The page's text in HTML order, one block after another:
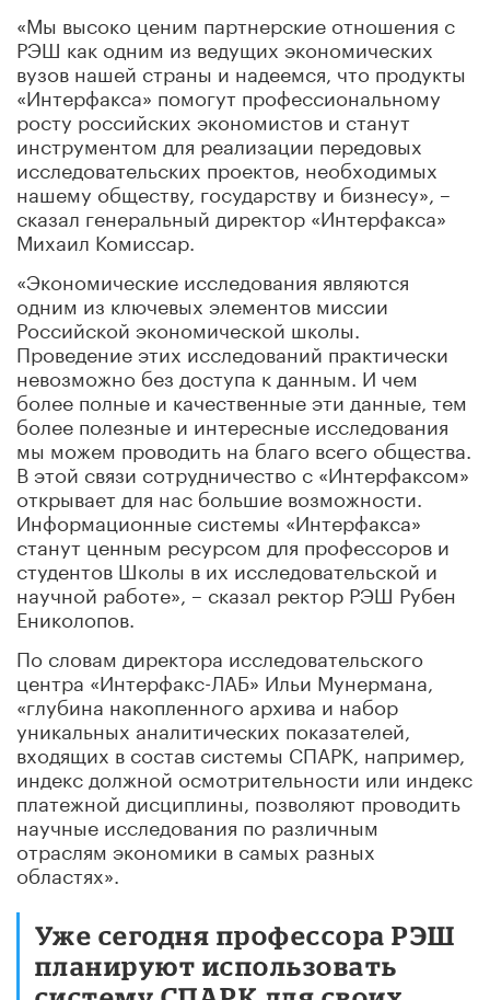
«Мы высоко ценим партнерские отношения с
РЭШ как одним из ведущих экономических
вузов нашей страны и надеемся, что продукты
«Интерфакса» помогут профессиональному
росту российских экономистов и станут
инструментом для реализации передовых
исследовательских проектов, необходимых
нашему обществу, государству и бизнесу», –
сказал генеральный директор «Интерфакса»
Михаил Комиссар.
«Экономические исследования являются
одним из ключевых элементов миссии
Российской экономической школы.
Проведение этих исследований практически
невозможно без доступа к данным. И чем
более полные и качественные эти данные, тем
более полезные и интересные исследования
мы можем проводить на благо всего общества.
В этой связи сотрудничество с «Интерфаксом»
открывает для нас большие возможности.
Информационные системы «Интерфакса»
станут ценным ресурсом для профессоров и
студентов Школы в их исследовательской и
научной работе», – сказал ректор РЭШ Рубен
Ениколопов.
По словам директора исследовательского
центра «Интерфакс-ЛАБ» Ильи Мунермана,
«глубина накопленного архива и набор
уникальных аналитических показателей,
входящих в состав системы СПАРК, например,
индекс должной осмотрительности или индекс
платежной дисциплины, позволяют проводить
научные исследования по различным
отраслям экономики в самых разных
областях».
Уже сегодня профессора РЭШ
планируют использовать